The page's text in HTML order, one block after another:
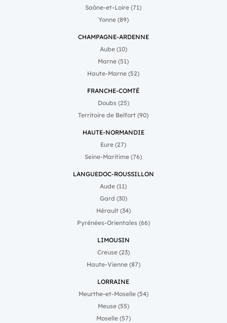
général de Brainsonic. À
travers ces avatars, les
formateurs donnent vie à
des scripts écrits
spécifiquement pour que
les modules de formation
permettent à l’apprenant
de découvrir ou de revoir
un geste en 2 ou 3 minutes
ces nouveaux modules de
formation propulsés par
l’intelligence artificielle, il
a fallu adapter les
écriture spécifique, un
pour obtenir en retour des
propos percutants, un
favorise l’apprentissage et
un ton qui appelle à
l’action. “C’est en
expérimentant que nous
avons amélioré la qualité
des modules de formation
et que nous pouvons
aujourd’hui mettre à la
disposition du réseau le
résultat de ce travail
colossal. Guy Hoquet est le
premier réseau à
embarquer l’intelligence
artificielle pour déployer
une toute nouvelle
méthode pédagogique de
transmission du savoir.”,
conclut Stéphane Fritz,
président de Guy Hoquet
Saône-et-Loire (71)
Yonne (89)
CHAMPAGNE-ARDENNE
Aube (10)
Marne (51)
Haute-Marne (52)
FRANCHE-COMTÉ
Doubs (25)
Territoire de Belfort (90)
HAUTE-NORMANDIE
Eure (27)
Seine-Maritime (76)
LANGUEDOC-ROUSSILLON
Aude (11)
Gard (30)
Hérault (34)
Pyrénées-Orientales (66)
LIMOUSIN
Creuse (23)
Haute-Vienne (87)
LORRAINE
Meurthe-et-Moselle (54)
Meuse (55)
Moselle (57)